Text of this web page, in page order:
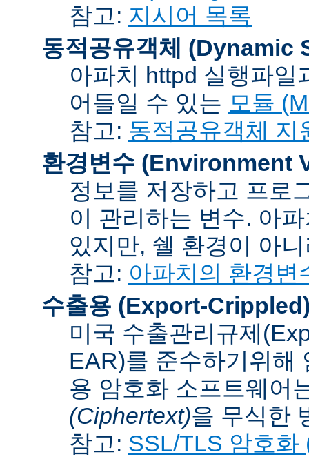
참고: 지시어 목록
동적공유객체 (Dynamic
아파치 httpd 실행파일
어들일 수 있는 모듈
참고: 동적공유객체 지
환경변수 (Environment
정보를 저장하고 프로
이 관리하는 변수. 아
있지만, 쉘 환경이 아
참고: 아파치의 환경변
수출용 (Export-
미국 수출관리규제
EAR)를 준수하기위해
용 암호화 소프트웨어
(Ciphertext)을 무식한
참고: SSL/TLS 암호화